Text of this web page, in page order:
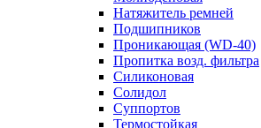
Натяжитель ремней
Подшипников
Проникающая (WD-40)
Пропитка возд. фильтра
Силиконовая
Солидол
Суппортов
Термостойкая